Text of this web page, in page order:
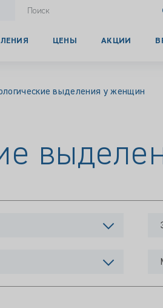
ЦЕНЫ АКЦИИ
выделения у женщин